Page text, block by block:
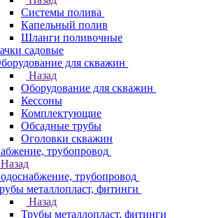
Системы полива
Капельный полив
Шланги поливочные
садовые
для скважин
Назад
Оборудование для скважин
Кессоны
Комплектующие
Обсадные трубы
Оголовки скважин
трубопровод
Назад
трубопровод
металлопласт, фитинги
Назад
Трубы металлопласт, фитинги